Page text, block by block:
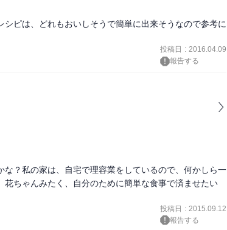
ピは、どれもおいしそうで簡単に出来そうなので参考に
投稿日 : 2016.04.09
報告する
？私の家は、自宅で理容業をしているので、何かしら一
ちゃんみたく、自分のために簡単な食事で済ませたい
投稿日 : 2015.09.12
報告する